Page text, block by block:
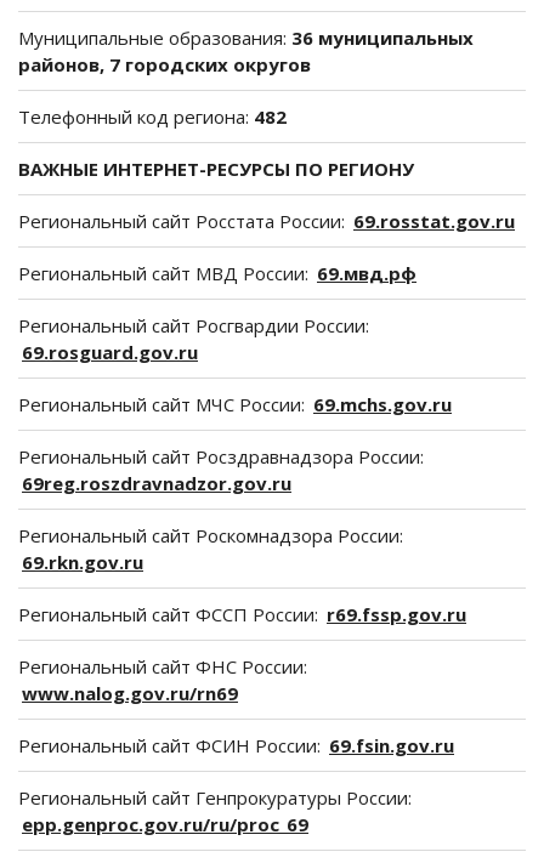
Муниципальные образования: 36 муниципальных
районов, 7 городских округов
Телефонный код региона: 482
ВАЖНЫЕ ИНТЕРНЕТ-РЕСУРСЫ ПО РЕГИОНУ
Региональный сайт Росстата России: 69.rosstat.gov.ru
Региональный сайт МВД России: 69.мвд.рф
Региональный сайт Росгвардии России:
69.rosguard.gov.ru
Региональный сайт МЧС России: 69.mchs.gov.ru
Региональный сайт Росздравнадзора России:
69reg.roszdravnadzor.gov.ru
Региональный сайт Роскомнадзора России:
69.rkn.gov.ru
Региональный сайт ФССП России: r69.fssp.gov.ru
Региональный сайт ФНС России:
www.nalog.gov.ru/rn69
Региональный сайт ФСИН России: 69.fsin.gov.ru
Региональный сайт Генпрокуратуры России:
epp.genproc.gov.ru/ru/proc_69